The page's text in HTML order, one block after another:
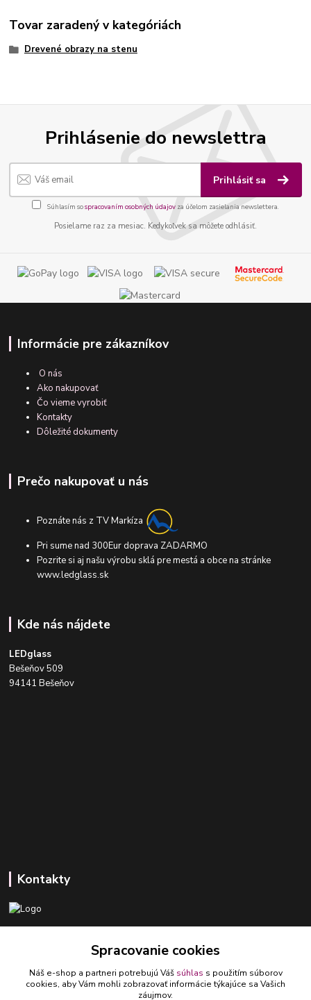
Tovar zaradený v kategóriách
Drevené obrazy na stenu
Prihlásenie do newslettra
Prihlásiť sa
Súhlasím sospracovaním osobných údajov za účelom zasielania newslettera.
Posielame raz za mesiac. Kedykoľvek sa môžete odhlásiť.
Informácie pre zákazníkov
O nás
Ako nakupovať
Čo vieme vyrobiť
Kontakty
Dôležité dokumenty
Prečo nakupovať u nás
Poznáte nás z TV Markíza
Pri sume nad 300Eur doprava ZADARMO
Pozrite si aj našu výrobu sklá pre mestá a obce na stránke
www.ledglass.sk
Kde nás nájdete
LEDglass
Bešeňov 509
94141 Bešeňov
Kontakty
ledlumar@ledlumar.sk
Spracovanie cookies
Náš e-shop a partneri potrebujú Váš súhlas s použitím súborov
cookies, aby Vám mohli zobrazovať informácie týkajúce sa Vašich
záujmov.